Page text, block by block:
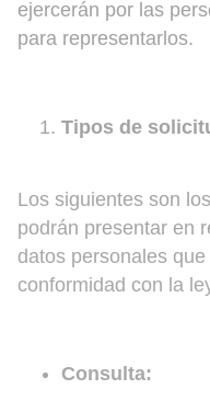
ejercerán por las
para representarlos.
Tipos de
Los siguientes son
podrán presentar en
datos personales
conformidad con la
Consulta: